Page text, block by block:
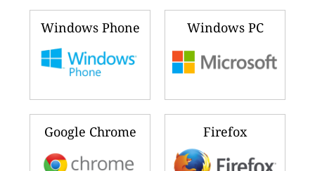
Windows Phone Windows PC
Google Chrome Firefox